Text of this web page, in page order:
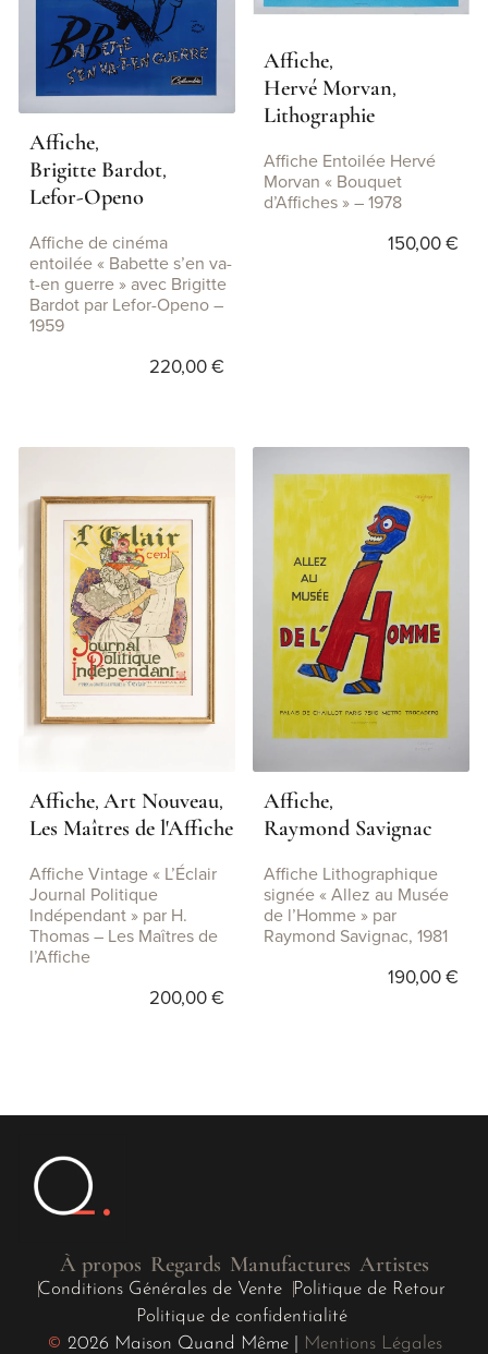
Affiche,
Brigitte Bardot,
Lefor-Openo
Affiche de cinéma
entoilée « Babette s’en va-
t-en guerre » avec Brigitte
Bardot par Lefor-Openo –
1959
220,00€
Affiche,
Hervé Morvan,
Lithographie
Affiche Entoilée Hervé
Morvan « Bouquet
d’Affiches » – 1978
150,00€
Affiche, Art Nouveau,
Les Maîtres de l'Affiche
Affiche Vintage « L’Éclair
Journal Politique
Indépendant » par H.
Thomas – Les Maîtres de
l’Affiche
200,00€
Affiche,
Raymond Savignac
Affiche Lithographique
signée « Allez au Musée
de l’Homme » par
Raymond Savignac, 1981
190,00€
À propos Regards Manufactures Artistes
Conditions Générales de Vente
Politique de Retour
Politique de confidentialité
© 2026 Maison Quand Même | Mentions Légales